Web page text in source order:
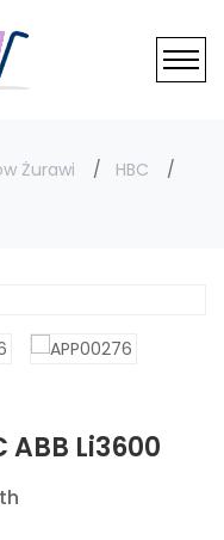
Żurawi
HBC
ABB Li3600